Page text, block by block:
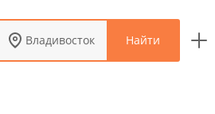
Владивосток Найти